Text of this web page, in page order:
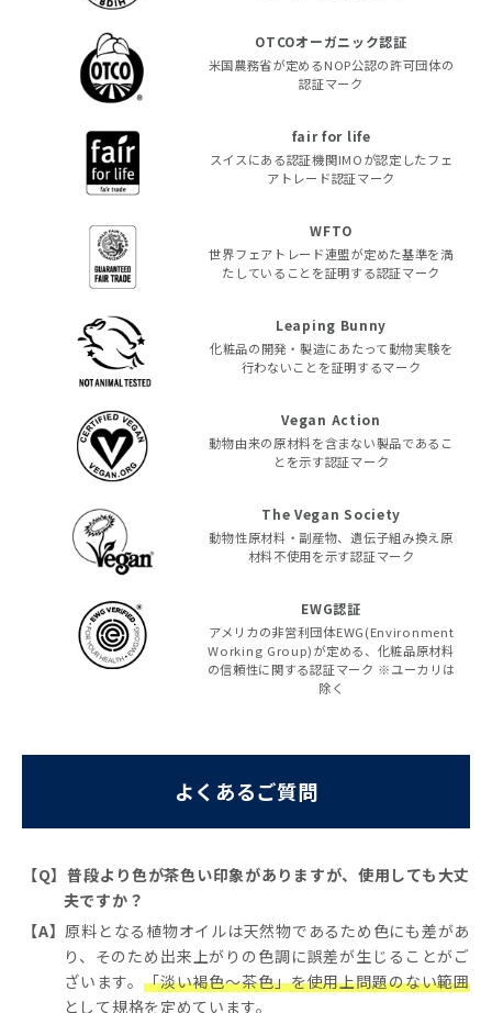
OTCOオーガニック認証
米国農務省が定めるNOP公認の許可団体の
認証マーク
fair for life
スイスにある認証機関IMOが認定したフェ
アトレード認証マーク
WFTO
世界フェアトレード連盟が定めた基準を満
たしていることを証明する認証マーク
Leaping Bunny
化粧品の開発・製造にあたって動物実験を
行わないことを証明するマーク
Vegan Action
動物由来の原材料を含まない製品であるこ
とを示す認証マーク
The Vegan Society
動物性原材料・副産物、遺伝子組み換え原
材料不使用を示す認証マーク
EWG認証
アメリカの非営利団体EWG(Environment
Working Group)が定める、化粧品原材料
の信頼性に関する認証マーク ※ユーカリは
除く
よくあるご質問
【Q】普段より色が茶色い印象がありますが、使用しても大丈
夫ですか？
【A】原料となる植物オイルは天然物であるため色にも差があ
り、そのため出来上がりの色調に誤差が生じることがご
ざいます。「淡い褐色～茶色」を使用上問題のない範囲
として規格を定めています。